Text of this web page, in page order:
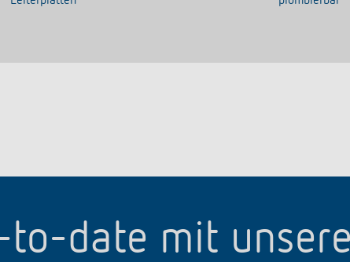
to-date mit